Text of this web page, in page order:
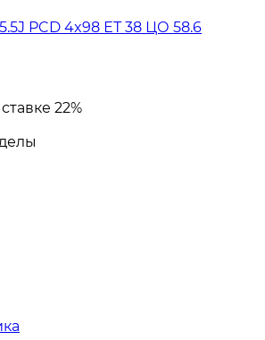
PCD 4x98 ЕТ 38 ЦО 58.6
22%